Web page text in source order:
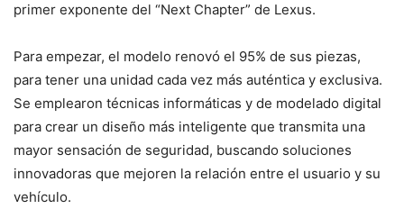
primer exponente del “Next Chapter” de Lexus.
Para empezar, el modelo renovó el 95% de sus piezas,
para tener una unidad cada vez más auténtica y exclusiva.
Se emplearon técnicas informáticas y de modelado digital
para crear un diseño más inteligente que transmita una
mayor sensación de seguridad, buscando soluciones
innovadoras que mejoren la relación entre el usuario y su
vehículo.